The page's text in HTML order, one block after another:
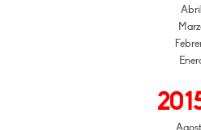
Abril